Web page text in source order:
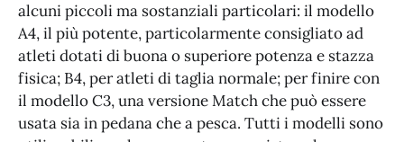
alcuni piccoli ma sostanziali particolari: il modello
A4, il più potente, particolarmente consigliato ad
atleti dotati di buona o superiore potenza e stazza
fisica; B4, per atleti di taglia normale; per finire con
il modello C3, una versione Match che può essere
usata sia in pedana che a pesca. Tutti i modelli sono